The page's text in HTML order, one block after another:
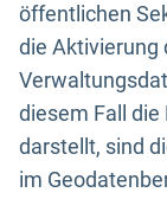
öffentlichen
die Aktivierung
diesem Fall
darstellt, sind
im